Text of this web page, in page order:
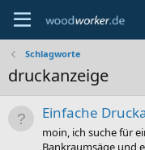
Schlagworte
druckanzeige
Einfache
moin, ich suche für
Bankraumsäge und